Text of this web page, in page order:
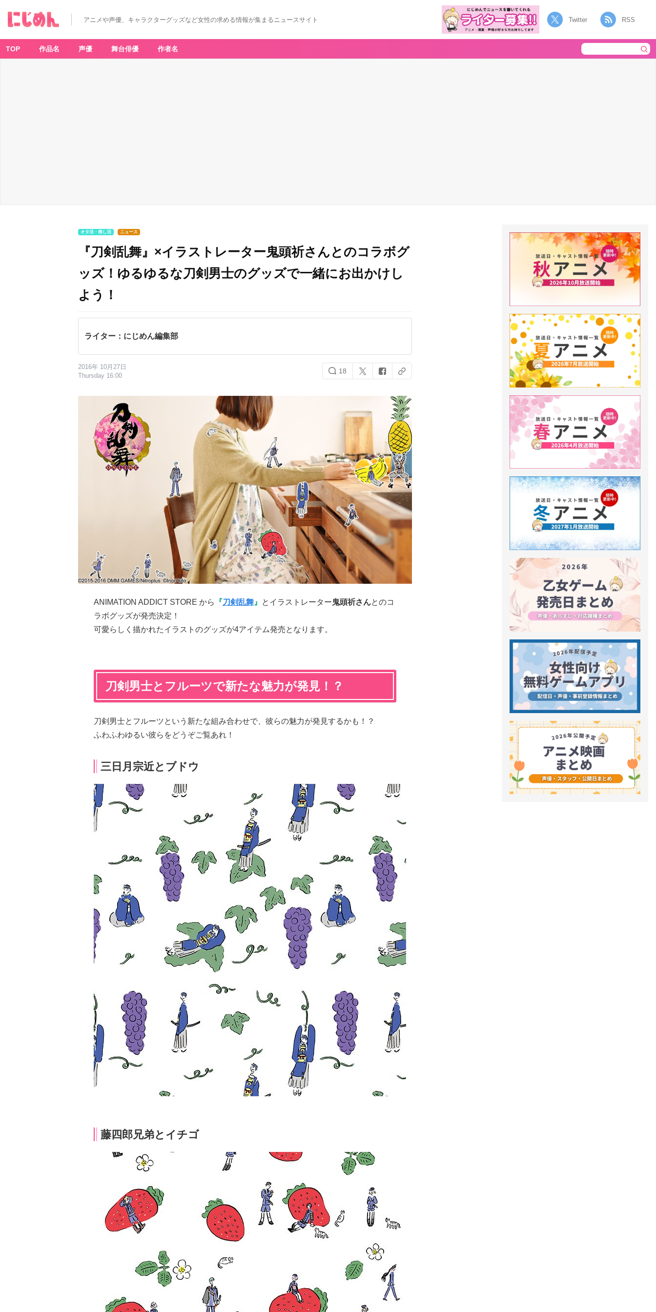
アニメや声優、キャラクターグッズなど女性の求める情報が集まるニュースサイト Twitter RSS
TOP 作品名 声優 舞台俳優 作者名
オタ活・推し活 ニュース
『刀剣乱舞』×イラストレーター鬼頭祈さんとのコラボグ
ッズ！ゆるゆるな刀剣男士のグッズで一緒にお出かけし
よう！
ライター：にじめん編集部
2016年 10月27日
Thursday 16:00
18
ANIMATION ADDICT STORE から 『刀剣乱舞 』 とイラストレーター鬼頭祈さんとのコ
ラボグッズが発売決定！
可愛らしく描かれたイラストのグッズが4アイテム発売となります。
刀剣男士とフルーツで新たな魅力が発見！？
刀剣男士とフルーツという新たな組み合わせで、彼らの魅力が発見するかも！？
ふわふわゆるい彼らをどうぞご覧あれ！
三日月宗近とブドウ
藤四郎兄弟とイチゴ